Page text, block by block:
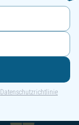
Datenschutzrichtlinie